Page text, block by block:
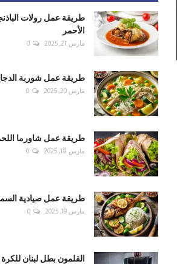
طريقة عمل رولات
الأحمر
مارس 21, 2025 0
طريقة عمل شوربة
مارس 20, 2025 0
طريقة عمل شاورما
مارس 18, 2025 0
طريقة عمل صيادية
مارس 19, 2025 0
القلمون بطل لبنان